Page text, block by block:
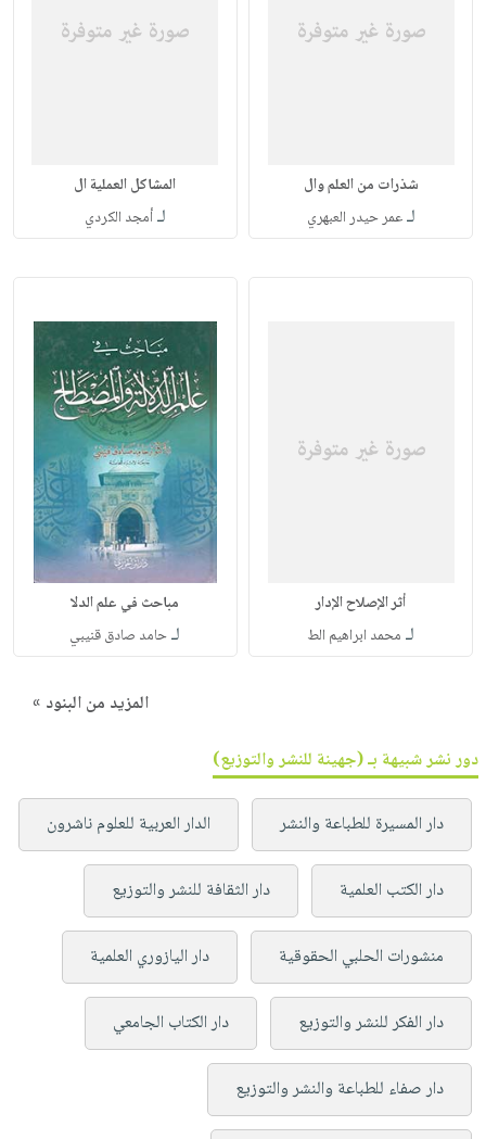
شذرات من العلم وال
لـعمر حيدر العبهري
المشاكل العملية ال
لـأمجد الكردي
أثر الإصلاح الإدار
لـ محمد ابراهيم الط
مباحث في علم الدلا
لـحامد صادق قنيبي
المزيد من البنود »
دور نشر شبيهة بـ (جهينة للنشر والتوزيع)
دار المسيرة للطباعة والنشر الدار العربية للعلوم ناشرون
دار الكتب العلمية دار الثقافة للنشر والتوزيع
منشورات الحلبي الحقوقية دار اليازوري العلمية
دار الفكر للنشر والتوزيع دار الكتاب الجامعي
دار صفاء للطباعة والنشر والتوزيع